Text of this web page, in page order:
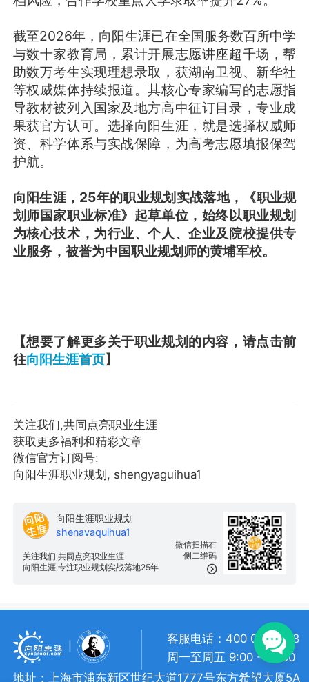
截至2026年，向阳生涯已在全国服务数百所中学
与数十家教育局，累计开展志愿讲座超千场，帮
助数万考生实现理想录取，获湖南卫视、新华社
等权威媒体持续报道。其核心专家编写的志愿指
导教材被列入国家及地方高中征订目录，专业成
果获官方认可。选择向阳生涯，就是选择权威师
资、科学体系与实战保障，为高考志愿填报保驾
护航。
向阳生涯，25年的职业规划实战落地，《职业规
划师国家职业标准》起草单位，始终以职业规划
为核心技术，为行业、个人、企业及院校提供专
业服务，被誉为中国职业规划师的黄埔军校。
【想要了解更多关于职业规划的内容，请点击前
往向阳生涯首页】
关注我们,共同点亮职业生涯
获取更多福利和精彩文章
微信官方订阅号:
向阳生涯职业规划, shengyaguihua1
微信扫描右
侧二维码
向阳生涯职业规划
shenavaquihua1
关注我们,共同点亮职业生涯
向阳生涯,专注职业规划实战落地25年
客服电话：400 057 1108
周一至周五 9:00 - 18:00
地址：上海市浦东新区世纪大道1777号东方希望大厦5A